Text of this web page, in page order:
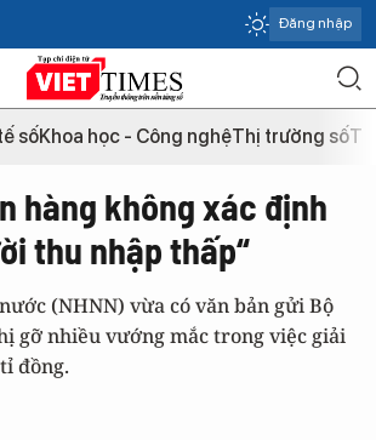
Đăng nhập
sốKhoa học - Công nghệThị trường số
hàng không xác định
thu nhập thấp“
(NHNN) vừa có văn bản gửi Bộ
gỡ nhiều vướng mắc trong việc giải
đồng.